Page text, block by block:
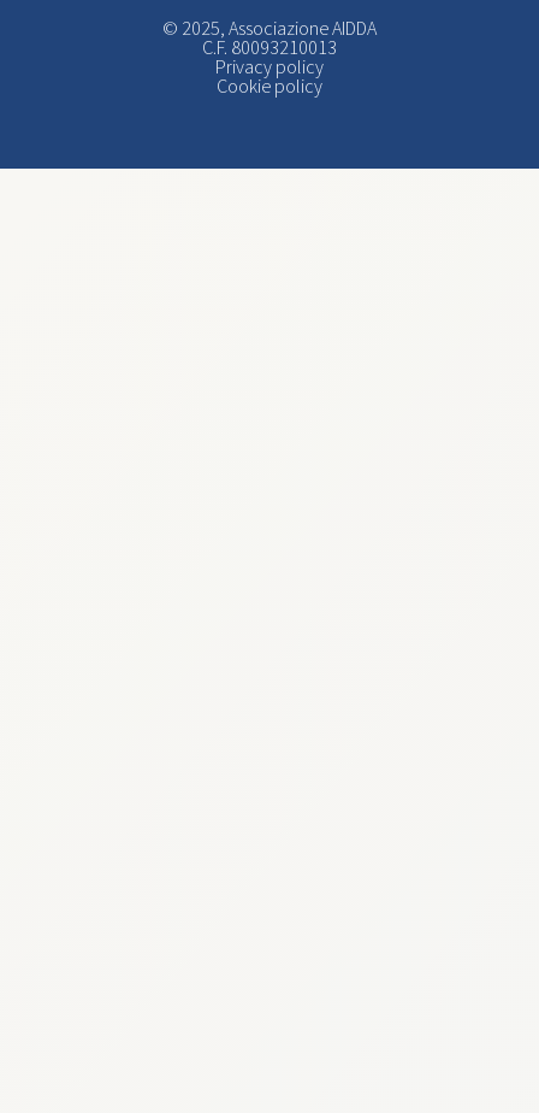
© 2025, Associazione AIDDA
C.F. 80093210013
Privacy policy
Cookie policy